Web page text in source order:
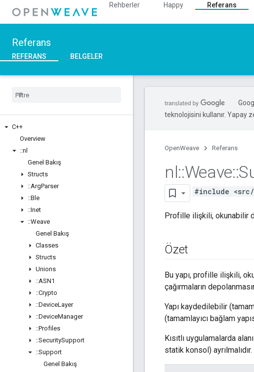
Rehberler Happy Referans
Referans
REFERANS BELGELER
C++
Overview
::nl
Genel Bakış
Structs
::ArgParser
::Ble
::Inet
::Weave
Genel Bakış
Classes
Structs
Unions
::ASN1
::Crypto
::DeviceLayer
::DeviceManager
::Profiles
::SecuritySupport
::Support
Genel Bakış
teknolojisini kullanır. Yapay
OpenWeave Referans
nl::Weave::
#include
Profille ilişkili, okunabilir
Özet
Bu yapı, profille ilişkili,
çağırmaların
Yapı kaydedilebilir
(tamamlayıcı bağlam
Kısıtlı uygulamalarda
statik konsol) ayrılmalıdır.